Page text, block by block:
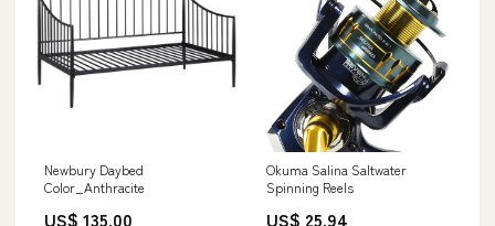
Newbury Daybed
Color_Anthracite
US$ 135.00
Okuma Salina Saltwater
Spinning Reels
US$ 25.94